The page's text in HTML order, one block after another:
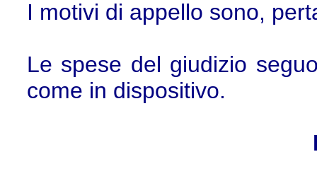
I motivi di appello sono,
Le spese del giudizio
come in dispositivo.